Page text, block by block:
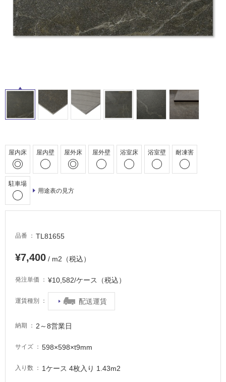
屋内床 屋内壁 屋外床 屋外壁 浴室床 浴室壁 耐凍害
駐車場
用途表の見方
品番 TL81655
¥7,400 / m2（税込）
発注単価 ¥10,582/ケース（税込）
運賃種別 配送運賃
納期 2～8営業日
サイズ 598×598×t9mm
入り数 1ケース 4枚入り 1.43m2
屋
内
床・
車
場
常
て
る
適
い
る
が
注
が